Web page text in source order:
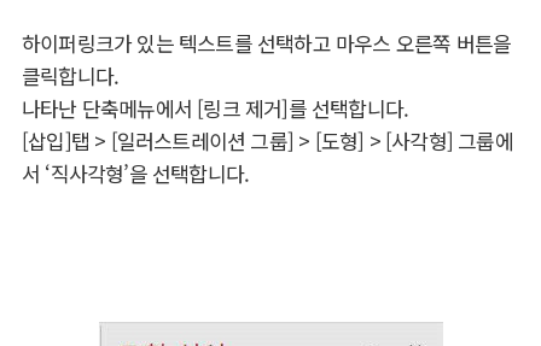
하이퍼링크가 있는 텍스트를 선택하고 마우스 오른쪽 버튼을
클릭합니다.
나타난 단축메뉴에서 [링크 제거]를 선택합니다.
[삽입]탭 > [일러스트레이션 그룹] > [도형] > [사각형] 그룹에
서 ‘직사각형’을 선택합니다.